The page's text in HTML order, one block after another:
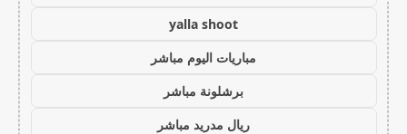
yalla shoot
مباريات اليوم مباشر
برشلونة مباشر
ريال مدريد مباشر